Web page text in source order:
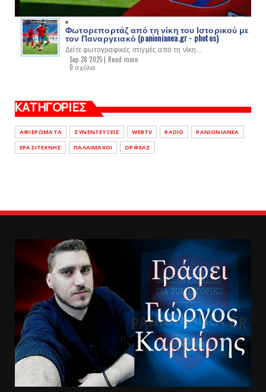
Φωτορεπορτάζ από τη νίκη του Ιστορικού με
τον Παναργειακό (panionianea.gr - photos)
Δείτε φωτογραφικές στιγμές από τη νίκη...
Sep 28 2025 | Read more
0 σχόλια
ΚΑΤΗΓΟΡΙΕΣ
ΑΦΙΕΡΩΜΑΤΑ ΣΥΝΕΝΤΕΥΞΕΙΣ WEBTV RADIO
PANIONIANEA
ΕΡΑΣΙΤΕΧΝΗΣ
ΠΑΛΑΙΜΑΧΟΙ ΟΡΦΕΑΣ